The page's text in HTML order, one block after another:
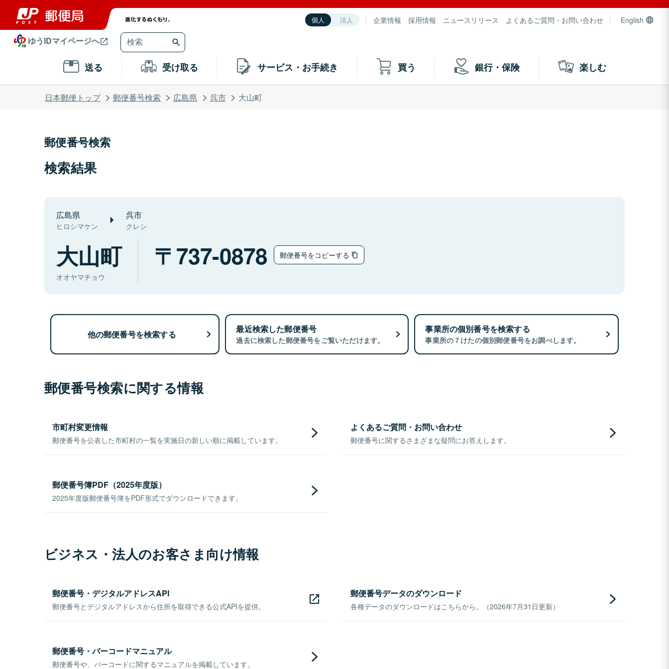
個人 法人 企業情報 採用情報 ニュースリリース よくあるご質問・お問い合わせ English
ゆうIDマイページへ
送る 受け取る サービス・お手続き 買う 銀行・保険 楽しむ
日本郵便トップ 郵便番号検索 広島県 呉市 大山町
郵便番号検索
検索結果
広島県
ヒロシマケン
呉市
クレシ
大山町
オオヤマチョウ
737-0878 郵便番号をコピーする
他の郵便番号を検索する 最近検索した郵便番号
過去に検索した郵便番号をご覧いただけます。
事業所の個別番号を検索する
事業所の７けたの個別郵便番号をお調べします。
郵便番号検索に関する情報
市町村変更情報
郵便番号を公表した市町村の一覧を実施日の新しい順に掲載しています。
よくあるご質問・お問い合わせ
郵便番号に関するさまざまな疑問にお答えします。
郵便番号簿PDF（2025年度版）
2025年度版郵便番号簿をPDF形式でダウンロードできます。
ビジネス・法人のお客さま向け情報
郵便番号・デジタルアドレスAPI
郵便番号とデジタルアドレスから住所を取得できる公式APIを提供。
郵便番号データのダウンロード
各種データのダウンロードはこちらから。（2026年7月31日更新）
郵便番号・バーコードマニュアル
郵便番号や、バーコードに関するマニュアルを掲載しています。